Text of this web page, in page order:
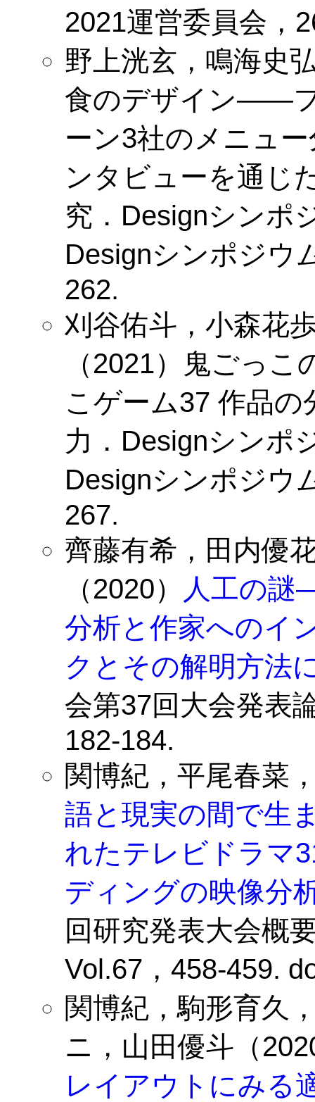
2021運営委員会，
野上洸玄，鳴海史
食のデザイン——
ーン3社のメニュ
ンタビューを通じ
究．Designシンポ
Designシンポジウ
262.
刈谷佑斗，小森花
（2021）
鬼ごっ
こゲーム37 作品
力．Designシンポ
Designシンポジウ
267.
齊藤有希，田内優
（2020）
人工の謎
分析と作家へのイ
クとその解明方法
会第37回大会発表
182-184.
関博紀，平尾春菜
語と現実の間で生
れたテレビドラマ
ディングの映像分
回研究発表大会概
Vol.67，458-459.
関博紀，駒形育久
ニ，山田優斗（
レイアウトにみ